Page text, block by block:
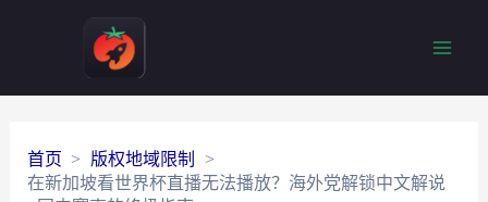
首页
版权地域限制
在新加坡看世界杯直播无法播放？海外党解锁中文解说